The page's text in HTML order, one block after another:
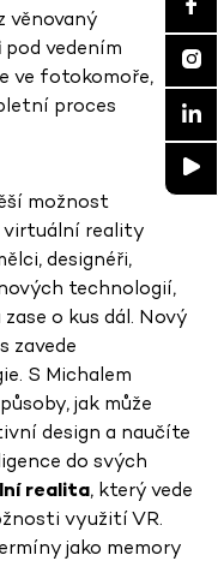
věnovaný
pod vedením
ve fotokomoře,
proces
možnost
virtuální reality
designéři,
technologií,
o kus dál. Nový
zavede
S Michalem
jak může
design a naučíte
do svých
realita, který vede
využití VR.
jako memory